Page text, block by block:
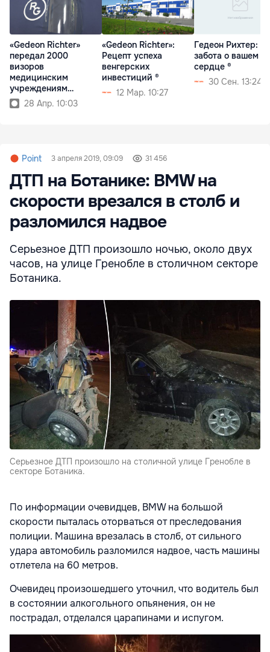
«Gedeon Richter»
передал 2000
визоров
медицинским
учреждениям
Молдовы ®
28 Апр. 10:03
«Gedeon Richter»:
Рецепт успеха
венгерских
инвестиций ®
12 Мар. 10:27
Гедеон Рихтер:
забота о вашем
сердце ®
30 Сен. 13:24
Point 3 апреля 2019, 09:09 31 456
ДТП на Ботанике: BMW на
скорости врезался в столб и
разломился надвое
Серьезное ДТП произошло ночью, около двух
часов, на улице Гренобле в столичном секторе
Ботаника.
Серьезное ДТП произошло на столичной улице Гренобле в
секторе Ботаника.
По информации очевидцев, BMW на большой
скорости пыталась оторваться от преследования
полиции. Машина врезалась в столб, от сильного
удара автомобиль разломился надвое, часть машины
отлетела на 60 метров.
Очевидец произошедшего уточнил, что водитель был
в состоянии алкогольного опьянения, он не
пострадал, отделался царапинами и испугом.